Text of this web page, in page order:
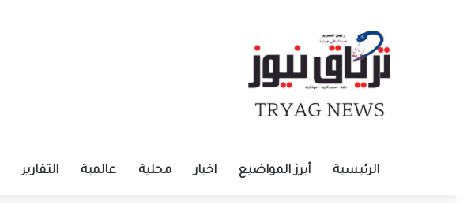
الرئيسية أبرز المواضيع اخبار محلية عالمية التقارير